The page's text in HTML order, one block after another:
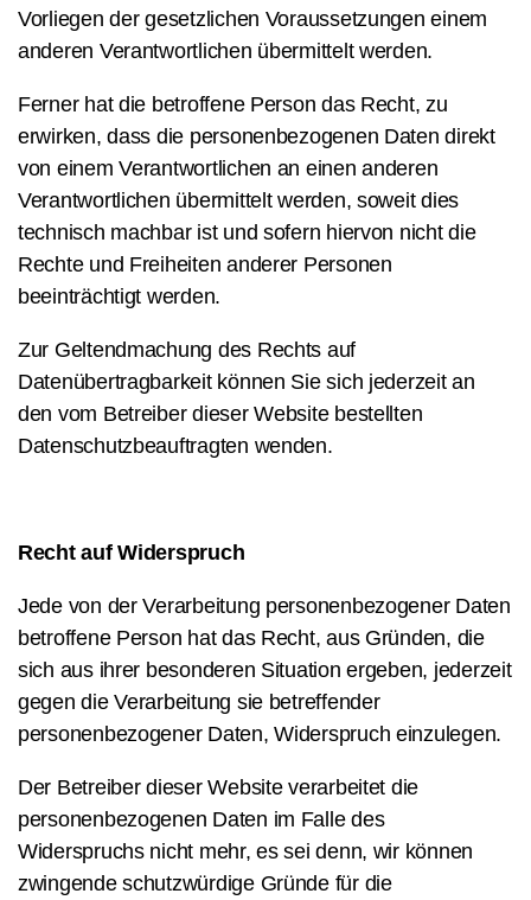
Vorliegen der gesetzlichen Voraussetzungen einem
anderen Verantwortlichen übermittelt werden.
Ferner hat die betroffene Person das Recht, zu
erwirken, dass die personenbezogenen Daten direkt
von einem Verantwortlichen an einen anderen
Verantwortlichen übermittelt werden, soweit dies
technisch machbar ist und sofern hiervon nicht die
Rechte und Freiheiten anderer Personen
beeinträchtigt werden.
Zur Geltendmachung des Rechts auf
Datenübertragbarkeit können Sie sich jederzeit an
den vom Betreiber dieser Website bestellten
Datenschutzbeauftragten wenden.
Recht auf Widerspruch
Jede von der Verarbeitung personenbezogener Daten
betroffene Person hat das Recht, aus Gründen, die
sich aus ihrer besonderen Situation ergeben, jederzeit
gegen die Verarbeitung sie betreffender
personenbezogener Daten, Widerspruch einzulegen.
Der Betreiber dieser Website verarbeitet die
personenbezogenen Daten im Falle des
Widerspruchs nicht mehr, es sei denn, wir können
zwingende schutzwürdige Gründe für die